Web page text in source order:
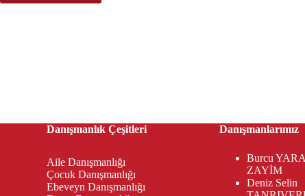
Danışmanlık Çeşitleri
Aile Danışmanlığı
Çocuk Danışmanlığı
Ebeveyn Danışmanlığı
Danışmanlarımız
Burcu
ZAYİM
Deniz Selin